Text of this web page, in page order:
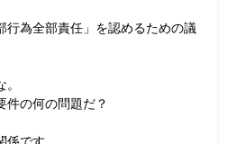
為全部責任」を認めるための議
の何の問題だ？